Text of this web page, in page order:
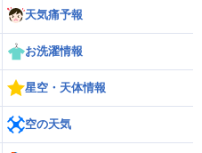
天気痛予報
お洗濯情報
星空・天体情報
空の天気